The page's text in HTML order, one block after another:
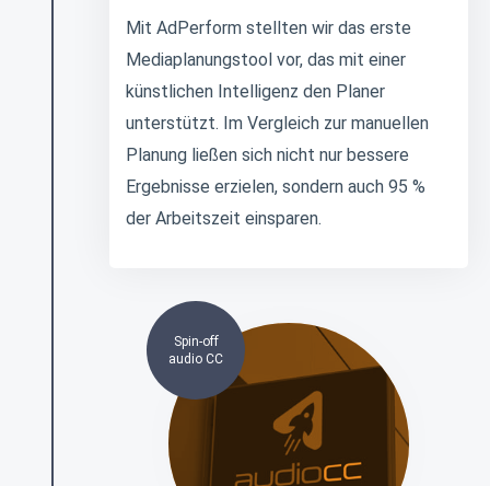
Mit AdPerform stellten wir das erste
Mediaplanungstool vor, das mit einer
künstlichen Intelligenz den Planer
unterstützt. Im Vergleich zur manuellen
Planung ließen sich nicht nur bessere
Ergebnisse erzielen, sondern auch 95 %
der Arbeitszeit einsparen.
Spin-off
audio CC